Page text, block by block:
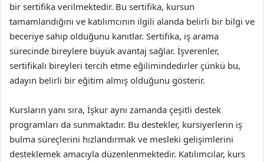
bir sertifika verilmektedir. Bu sertifika, kursun
tamamlandığını ve katılımcının ilgili alanda belirli bir bilgi ve
beceriye sahip olduğunu kanıtlar. Sertifika, iş arama
sürecinde bireylere büyük avantaj sağlar. İşverenler,
sertifikalı bireyleri tercih etme eğilimindedirler çünkü bu,
adayın belirli bir eğitim almış olduğunu gösterir.
Kursların yanı sıra, İşkur aynı zamanda çeşitli destek
programları da sunmaktadır. Bu destekler, kursiyerlerin iş
bulma süreçlerini hızlandırmak ve mesleki gelişimlerini
desteklemek amacıyla düzenlenmektedir. Katılımcılar, kurs